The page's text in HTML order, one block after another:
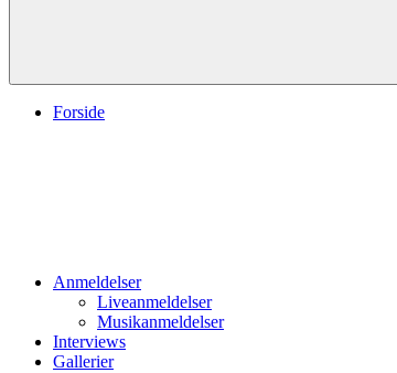
Forside
Anmeldelser
Liveanmeldelser
Musikanmeldelser
Interviews
Gallerier